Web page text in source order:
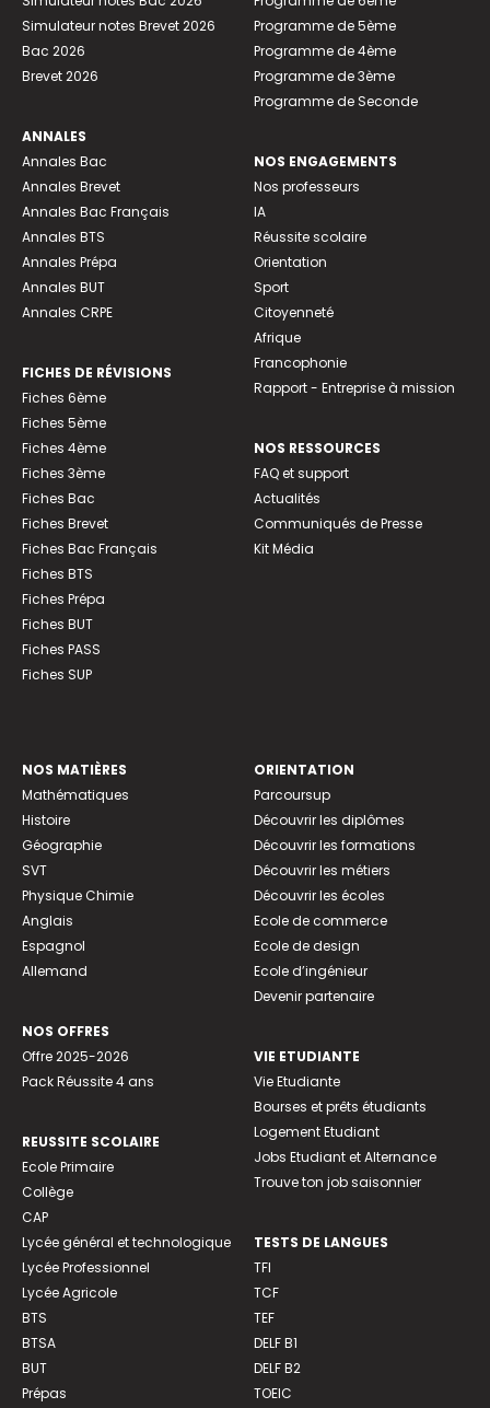
Simulateur notes Brevet 2026
Bac 2026
Brevet 2026
ANNALES
Annales Bac
Annales Brevet
Annales Bac Français
Annales BTS
Annales Prépa
Annales BUT
Annales CRPE
FICHES DE RÉVISIONS
Fiches 6ème
Fiches 5ème
Fiches 4ème
Fiches 3ème
Fiches Bac
Fiches Brevet
Fiches Bac Français
Fiches BTS
Fiches Prépa
Fiches BUT
Fiches PASS
Fiches SUP
Programme de 5ème
Programme de 4ème
Programme de 3ème
Programme de Seconde
NOS ENGAGEMENTS
Nos professeurs
IA
Réussite scolaire
Orientation
Sport
Citoyenneté
Afrique
Francophonie
Rapport - Entreprise à mission
NOS RESSOURCES
FAQ et support
Actualités
Communiqués de Presse
Kit Média
NOS MATIÈRES
Mathématiques
Histoire
Géographie
SVT
Physique Chimie
Anglais
Espagnol
Allemand
NOS OFFRES
Offre 2025-2026
Pack Réussite 4 ans
REUSSITE SCOLAIRE
Ecole Primaire
Collège
CAP
Lycée général et technologique
Lycée Professionnel
Lycée Agricole
BTS
BTSA
BUT
Prépas
ORIENTATION
Parcoursup
Découvrir les diplômes
Découvrir les formations
Découvrir les métiers
Découvrir les écoles
Ecole de commerce
Ecole de design
Ecole d’ingénieur
Devenir partenaire
VIE ETUDIANTE
Vie Etudiante
Bourses et prêts étudiants
Logement Etudiant
Jobs Etudiant et Alternance
Trouve ton job saisonnier
TESTS DE LANGUES
TFI
TCF
TEF
DELF B1
DELF B2
TOEIC